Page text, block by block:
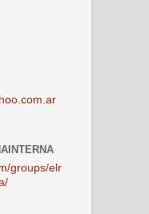
groups/elr